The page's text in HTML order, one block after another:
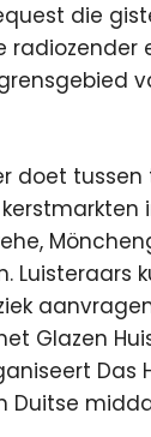
die
radiozender
doet tussen
Luisteraars
Glazen
Das
Duitse